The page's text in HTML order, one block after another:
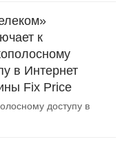
к
в Интернет
Fix Price
доступу в